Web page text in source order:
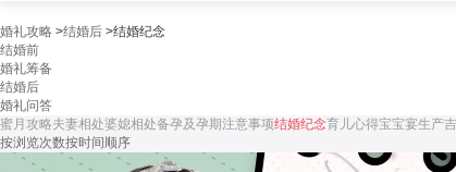
婚礼攻略 >结婚后 >结婚纪念
结婚前
婚礼筹备
结婚后
婚礼问答
蜜月攻略夫妻相处婆媳相处备孕及孕期注意事项结婚纪念育儿心得宝宝宴生产
按浏览次数按时间顺序